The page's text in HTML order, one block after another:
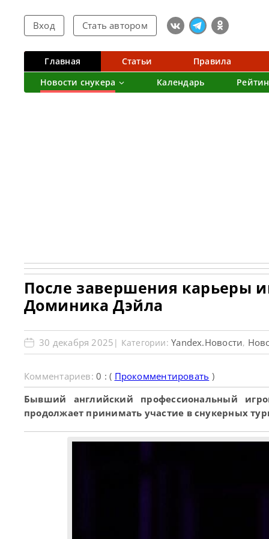
Вход Стать автором
Главная Статьи
Правила
Новости снукера
Календарь
После завершения карьеры
Доминика Дэйла
30 декабря 2025 | Категории:Yandex.Новости,
Комментариев:0 : ( Прокомментировать )
Бывший английский профессиональный
продолжает принимать участие в снукерных